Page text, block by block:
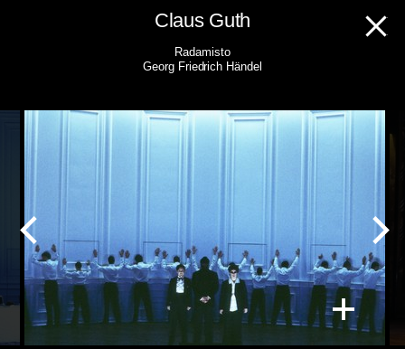
Claus Guth
Radamisto
Georg Friedrich Händel